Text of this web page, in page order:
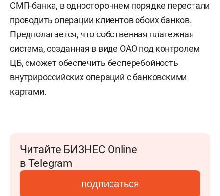
СМП-банка, в одностороннем порядке перестали
проводить операции клиентов обоих банков.
Предполагается, что собственная платежная
система, созданная в виде ОАО под контролем
ЦБ, сможет обеспечить бесперебойность
внутрироссийских операций с банковскими
картами.
Читайте БИЗНЕС Online
в Telegram
подписаться